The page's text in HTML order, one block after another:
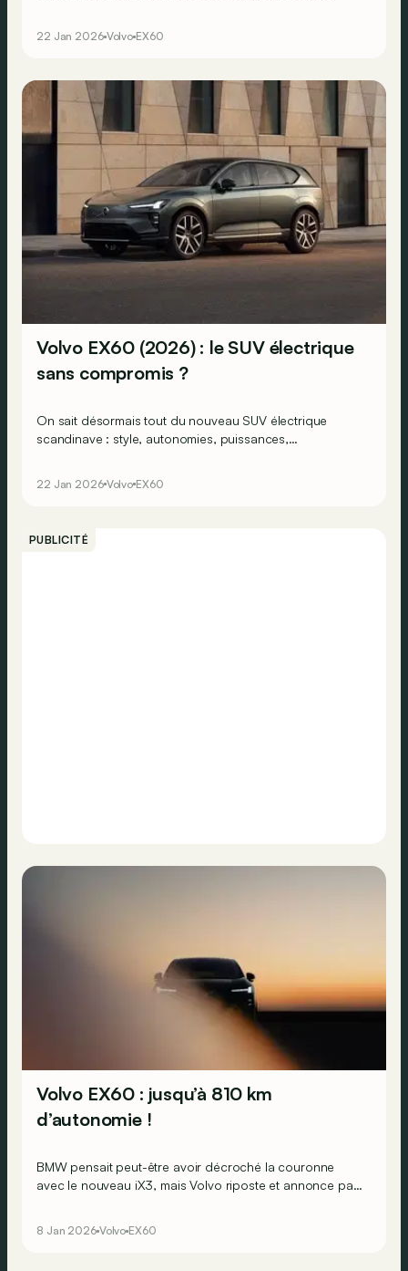
22 Jan 2026 Volvo EX60
Volvo EX60 (2026) : le SUV électrique
sans compromis ?
On sait désormais tout du nouveau SUV électrique
scandinave : style, autonomies, puissances,
22 Jan 2026 Volvo EX60
PUBLICITÉ
Volvo EX60 : jusqu’à 810 km
d’autonomie !
BMW pensait peut-être avoir décroché la couronne
avec le nouveau iX3, mais Volvo riposte et annonce pas
assez rapidement à la borne de recharge…
8 Jan 2026 Volvo EX60